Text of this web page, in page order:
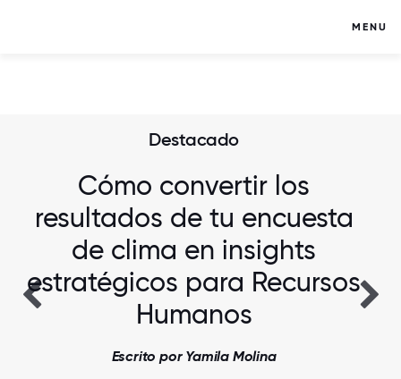
MENU
Destacado
Cómo convertir los
resultados de tu encuesta
de clima en insights
estratégicos para Recursos
Humanos
Escrito por Yamila Molina